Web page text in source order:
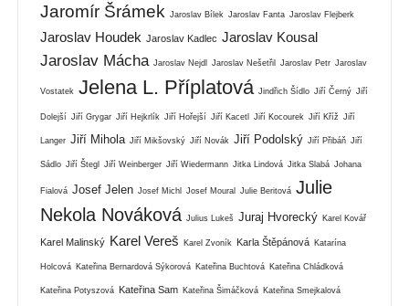
Jaromír Šrámek Jaroslav Bílek Jaroslav Fanta Jaroslav Flejberk
Jaroslav Houdek Jaroslav Kadlec Jaroslav Kousal
Jaroslav Mácha Jaroslav Nejdl Jaroslav Nešetřil Jaroslav Petr Jaroslav
Vostatek Jelena L. Příplatová Jindřich Šídlo Jiří Černý Jiří
Dolejší Jiří Grygar Jiří Hejkrlík Jiří Hořejší Jiří Kacetl Jiří Kocourek Jiří Kříž Jiří
Langer Jiří Mihola Jiří Mikšovský Jiří Novák Jiří Podolský Jiří Přibáň Jiří
Sádlo Jiří Štegl Jiří Weinberger Jiří Wiedermann Jitka Lindová Jitka Slabá Johana
Fialová Josef Jelen Josef Michl Josef Moural Julie Beritová Julie
Nekola Nováková Julius Lukeš Juraj Hvorecký Karel Kovář
Karel Malinský Karel Vereš Karel Zvoník Karla Štěpánová Katarína
Holcová Kateřina Bernardová Sýkorová Kateřina Buchtová Kateřina Chládková
Kateřina Potyszová Kateřina Sam Kateřina Šimáčková Kateřina Smejkalová